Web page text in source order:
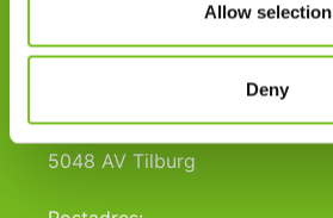
Allow selection
Deny
Patiënten
VIVISOL NEDERLAND B.V.
Swaardvenstraat 27
5048 AV Tilburg